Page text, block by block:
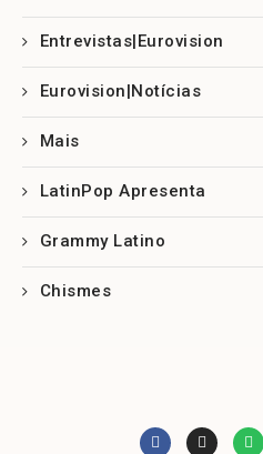
Entrevistas|Eurovision
Eurovision|Notícias
Mais
LatinPop Apresenta
Grammy Latino
Chismes